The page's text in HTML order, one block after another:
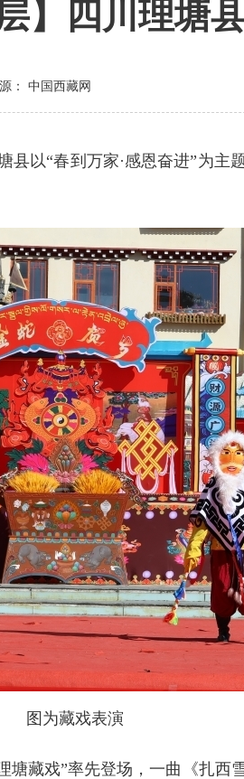
】四川理塘
： 中国西藏网
以“春到万家·感恩奋进”为主
图为藏戏表演
藏戏”率先登场，一曲《扎西